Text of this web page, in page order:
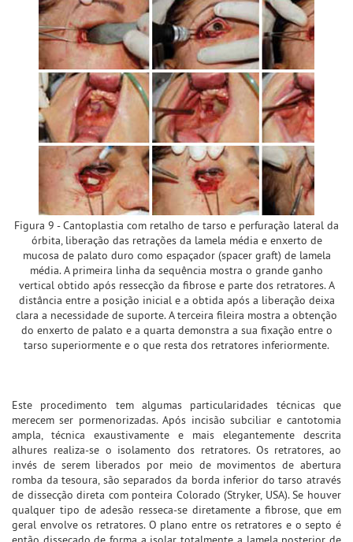
Figura 9 - Cantoplastia com retalho de tarso e perfuração lateral da
órbita, liberação das retrações da lamela média e enxerto de
mucosa de palato duro como espaçador (spacer graft) de lamela
média. A primeira linha da sequência mostra o grande ganho
vertical obtido após ressecção da fibrose e parte dos retratores. A
distância entre a posição inicial e a obtida após a liberação deixa
clara a necessidade de suporte. A terceira fileira mostra a obtenção
do enxerto de palato e a quarta demonstra a sua fixação entre o
tarso superiormente e o que resta dos retratores inferiormente.
Este procedimento tem algumas particularidades técnicas que
merecem ser pormenorizadas. Após incisão subciliar e cantotomia
ampla, técnica exaustivamente e mais elegantemente descrita
alhures realiza-se o isolamento dos retratores. Os retratores, ao
invés de serem liberados por meio de movimentos de abertura
romba da tesoura, são separados da borda inferior do tarso através
de dissecção direta com ponteira Colorado (Stryker, USA). Se houver
qualquer tipo de adesão resseca-se diretamente a fibrose, que em
geral envolve os retratores. O plano entre os retratores e o septo é